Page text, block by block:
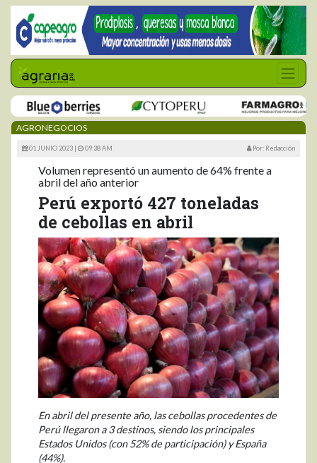
AGRONEGOCIOS
01 JUNIO 2023 | 09:38 AM Por: Redacción
Volumen representó un aumento de 64% frente a
abril del año anterior
Perú exportó 427 toneladas
de cebollas en abril
En abril del presente año, las cebollas procedentes de
Perú llegaron a 3 destinos, siendo los principales
Estados Unidos (con 52% de participación) y España
(44%).